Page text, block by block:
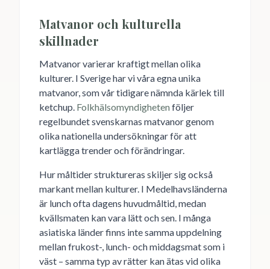
Matvanor och kulturella
skillnader
Matvanor varierar kraftigt mellan olika
kulturer. I Sverige har vi våra egna unika
matvanor, som vår tidigare nämnda kärlek till
ketchup. Folkhälsomyndigheten följer
regelbundet svenskarnas matvanor genom
olika nationella undersökningar för att
kartlägga trender och förändringar.
Hur måltider struktureras skiljer sig också
markant mellan kulturer. I Medelhavsländerna
är lunch ofta dagens huvudmåltid, medan
kvällsmaten kan vara lätt och sen. I många
asiatiska länder finns inte samma uppdelning
mellan frukost-, lunch- och middagsmat som i
väst – samma typ av rätter kan ätas vid olika